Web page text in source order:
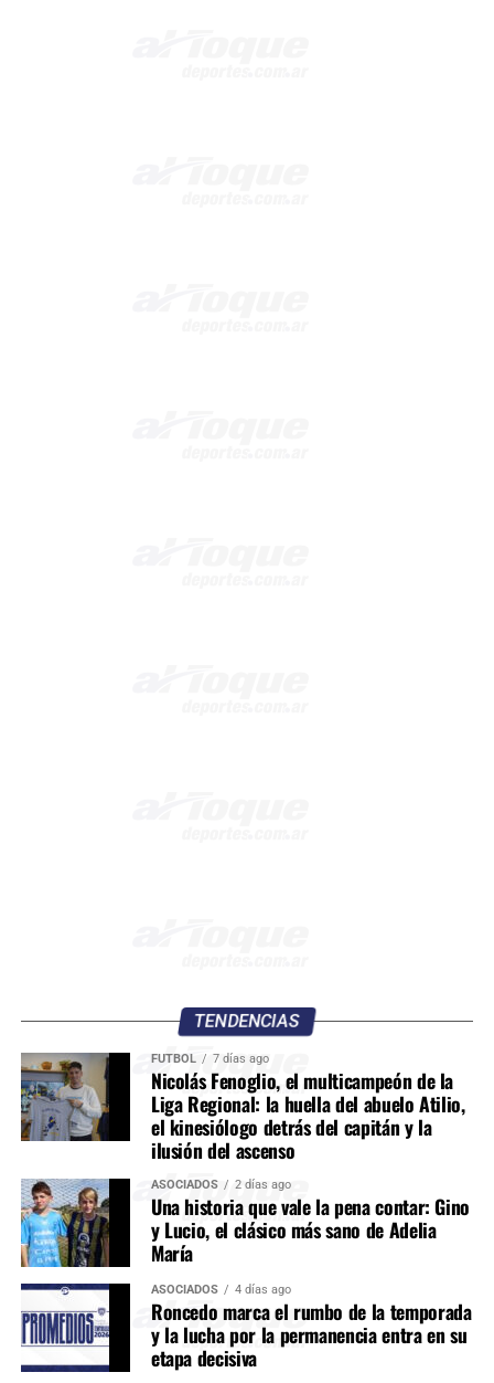
TENDENCIAS
FÚTBOL 7 días ago
Nicolás Fenoglio, el multicampeón de la
Liga Regional: la huella del abuelo Atilio,
el kinesiólogo detrás del capitán y la
ilusión del ascenso
ASOCIADOS 2 días ago
Una historia que vale la pena contar: Gino
y Lucio, el clásico más sano de Adelia
María
ASOCIADOS 4 días ago
Roncedo marca el rumbo de la temporada
y la lucha por la permanencia entra en su
etapa decisiva